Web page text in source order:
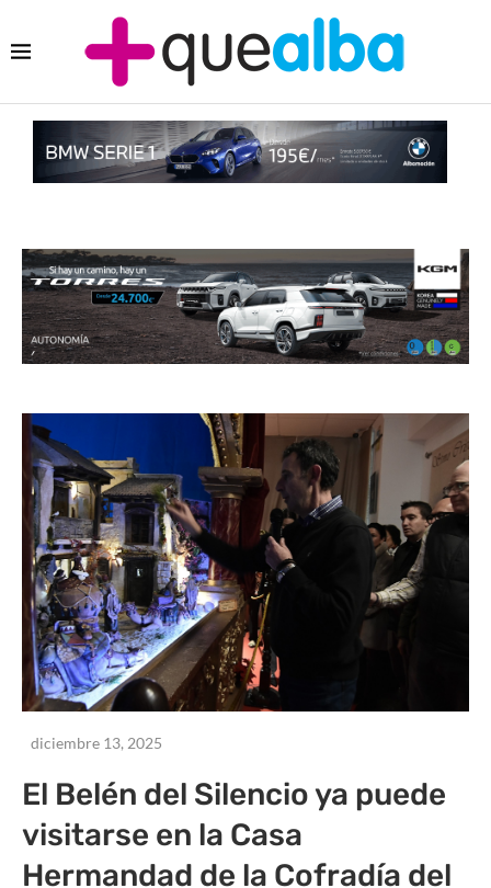
diciembre 13, 2025
El Belén del Silencio ya puede
visitarse en la Casa
Hermandad de la Cofradía del